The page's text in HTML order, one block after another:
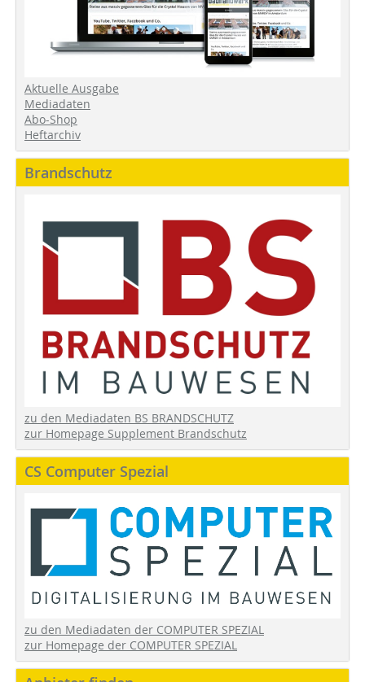
Aktuelle Ausgabe
Mediadaten
Abo-Shop
Heftarchiv
Brandschutz
zu den Mediadaten BS BRANDSCHUTZ
zur Homepage Supplement Brandschutz
CS Computer Spezial
zu den Mediadaten der COMPUTER SPEZIAL
zur Homepage der COMPUTER SPEZIAL